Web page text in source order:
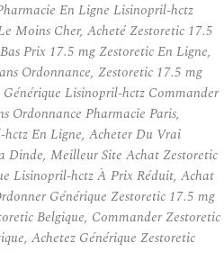
En Ligne Lisinopril-hctz
Moins Cher, Acheté Zestoretic 17.5
Prix 17.5 mg Zestoretic En Ligne,
Ordonnance, Zestoretic 17.5 mg
Lisinopril-hctz Commander
Ordonnance Pharmacie Paris,
En Ligne, Acheter Du Vrai
Dinde, Meilleur Site Achat Zestoretic
Lisinopril-hctz À Prix Réduit, Achat
Générique Zestoretic 17.5 mg
Belgique, Commander Zestoretic
Achetez Générique Zestoretic